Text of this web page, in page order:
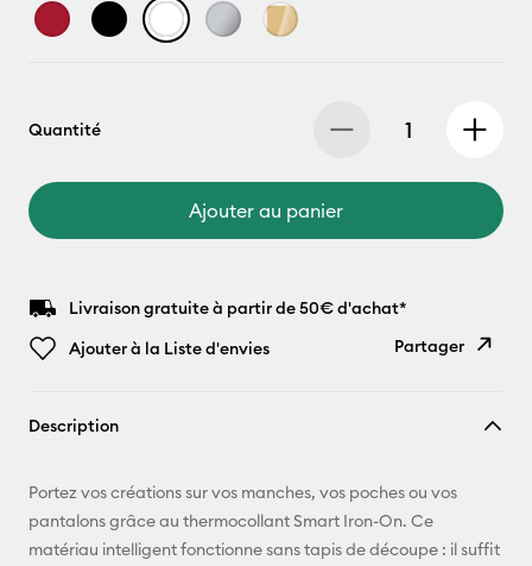
Quantité
Ajouter au panier
Livraison gratuite à partir de 50€ d'achat*
Ajouter à la Liste d'envies
Partager
Pinterest
Description
Portez vos créations sur vos manches, vos poches ou vos
pantalons grâce au thermocollant Smart Iron-On. Ce
matériau intelligent fonctionne sans tapis de découpe : il suffit